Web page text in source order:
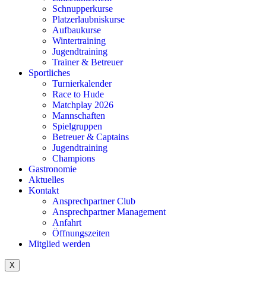
Schnupperkurse
Platzerlaubniskurse
Aufbaukurse
Wintertraining
Jugendtraining
Trainer & Betreuer
Sportliches
Turnierkalender
Race to Hude
Matchplay 2026
Mannschaften
Spielgruppen
Betreuer & Captains
Jugendtraining
Champions
Gastronomie
Aktuelles
Kontakt
Ansprechpartner Club
Ansprechpartner Management
Anfahrt
Öffnungszeiten
Mitglied werden
X